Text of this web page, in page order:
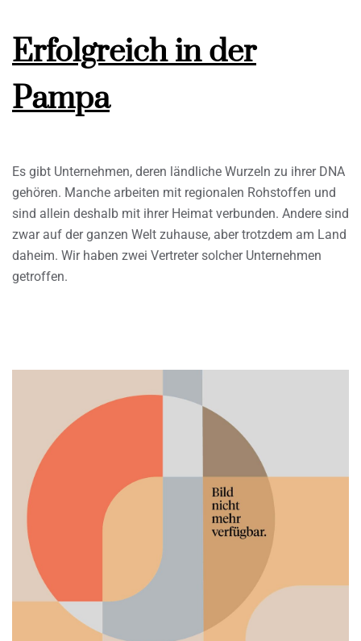
Erfolgreich in der
Pampa
Es gibt Unternehmen, deren ländliche Wurzeln zu ihrer DNA
gehören. Manche arbeiten mit regionalen Rohstoffen und
sind allein deshalb mit ihrer Heimat verbunden. Andere sind
zwar auf der ganzen Welt zuhause, aber trotzdem am Land
daheim. Wir haben zwei Vertreter solcher Unternehmen
getroffen.